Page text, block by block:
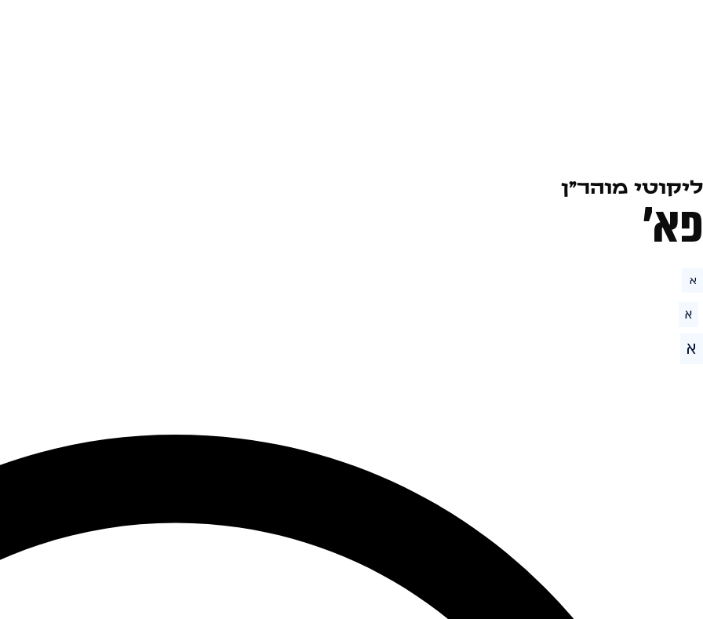
ליקוטי מוהר״ן
פא׳
א
א
א